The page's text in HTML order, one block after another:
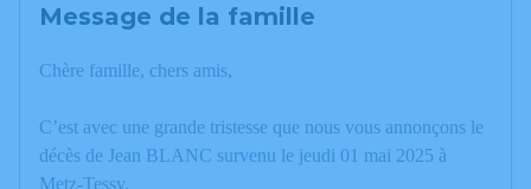
Message de la famille
Chère famille, chers amis,
C’est avec une grande tristesse que nous vous annonçons le
décès de Jean BLANC survenu le jeudi 01 mai 2025 à
Metz-Tessy.